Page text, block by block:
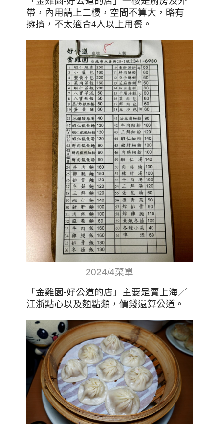
帶，內用請上二樓，空間不算大，略有
擁擠，不太適合4人以上用餐。
2024/4菜單
「金雞園-好公道的店」主要是賣上海／
江浙點心以及麵點類，價錢還算公道。